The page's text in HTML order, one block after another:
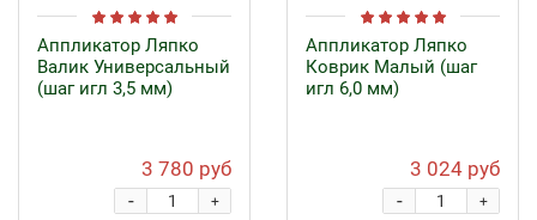
Аппликатор Ляпко
Валик Универсальный
(шаг игл 3,5 мм)
3 780 руб
+
-
Аппликатор Ляпко
Коврик Малый (шаг
игл 6,0 мм)
3 024 руб
+
-